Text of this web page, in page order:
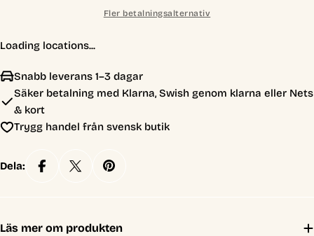
Fler betalningsalternativ
Loading locations...
Snabb leverans 1–3 dagar
Säker betalning med Klarna, Swish genom klarna eller Nets
& kort
Trygg handel från svensk butik
Dela:
Läs mer om produkten